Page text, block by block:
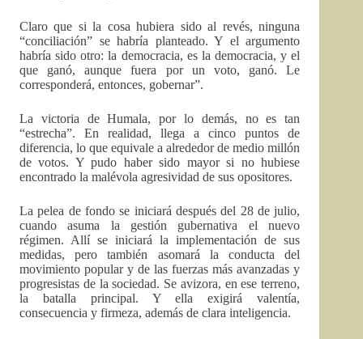
Claro que si la cosa hubiera sido al revés, ninguna
“conciliación” se habría planteado. Y el argumento
habría sido otro: la democracia, es la democracia, y el
que ganó, aunque fuera por un voto, ganó. Le
corresponderá, entonces, gobernar”.
La victoria de Humala, por lo demás, no es tan
“estrecha”. En realidad, llega a cinco puntos de
diferencia, lo que equivale a alrededor de medio millón
de votos. Y pudo haber sido mayor si no hubiese
encontrado la malévola agresividad de sus opositores.
La pelea de fondo se iniciará después del 28 de julio,
cuando asuma la gestión gubernativa el nuevo
régimen. Allí se iniciará la implementación de sus
medidas, pero también asomará la conducta del
movimiento popular y de las fuerzas más avanzadas y
progresistas de la sociedad. Se avizora, en ese terreno,
la batalla principal. Y ella exigirá valentía,
consecuencia y firmeza, además de clara inteligencia.